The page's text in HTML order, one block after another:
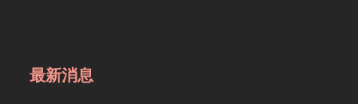
最新消息